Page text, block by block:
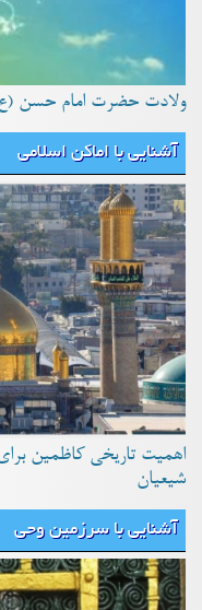
ولادت حضرت امام حسن
آشنایی با اماکن اسلامی
اهمیت تاریخی کاظمین
شیعیان
آشنایی با سرزمین وحی